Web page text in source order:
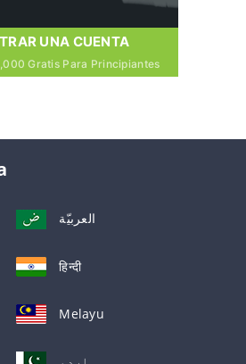
UNA CUENTA
Gratis Para Principiantes
العربيّة
हिन्दी
Melayu